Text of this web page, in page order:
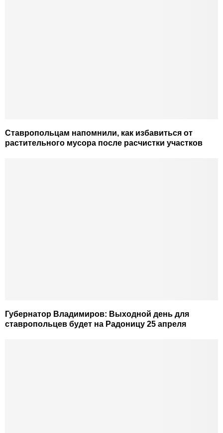
Ставропольцам напомнили, как избавиться от
растительного мусора после расчистки участков
Губернатор Владимиров: Выходной день для
ставропольцев будет на Радоницу 25 апреля